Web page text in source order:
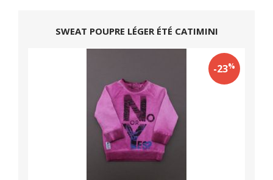
SWEAT POUPRE LÉGER ÉTÉ CATIMINI
-23%